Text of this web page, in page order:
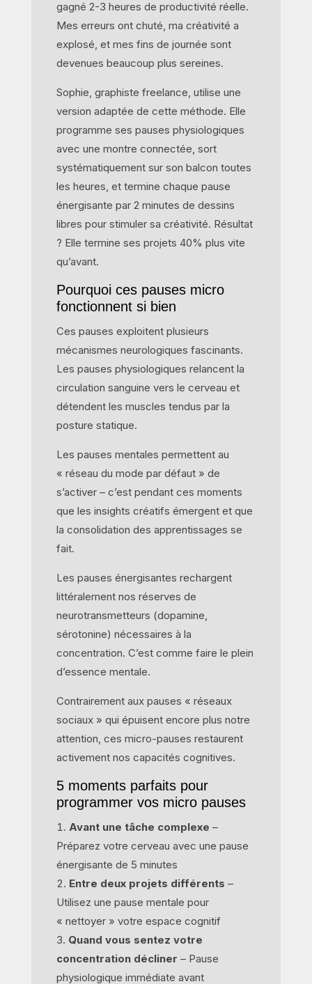
gagné 2-3 heures de productivité réelle.
Mes erreurs ont chuté, ma créativité a
explosé, et mes fins de journée sont
devenues beaucoup plus sereines.
Sophie, graphiste freelance, utilise une
version adaptée de cette méthode. Elle
programme ses pauses physiologiques
avec une montre connectée, sort
systématiquement sur son balcon toutes
les heures, et termine chaque pause
énergisante par 2 minutes de dessins
libres pour stimuler sa créativité. Résultat
? Elle termine ses projets 40% plus vite
qu’avant.
Pourquoi ces pauses micro
fonctionnent si bien
Ces pauses exploitent plusieurs
mécanismes neurologiques fascinants.
Les pauses physiologiques relancent la
circulation sanguine vers le cerveau et
détendent les muscles tendus par la
posture statique.
Les pauses mentales permettent au
« réseau du mode par défaut » de
s’activer – c’est pendant ces moments
que les insights créatifs émergent et que
la consolidation des apprentissages se
fait.
Les pauses énergisantes rechargent
littéralement nos réserves de
neurotransmetteurs (dopamine,
sérotonine) nécessaires à la
concentration. C’est comme faire le plein
d’essence mentale.
Contrairement aux pauses « réseaux
sociaux » qui épuisent encore plus notre
attention, ces micro-pauses restaurent
activement nos capacités cognitives.
5 moments parfaits pour
programmer vos micro pauses
Avant une tâche complexe –
Préparez votre cerveau avec une pause
énergisante de 5 minutes
Entre deux projets différents –
Utilisez une pause mentale pour
« nettoyer » votre espace cognitif
Quand vous sentez votre
concentration décliner – Pause
physiologique immédiate avant